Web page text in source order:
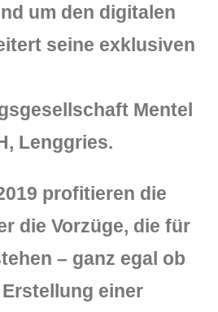
um den digitalen
seine exklusiven
Mentel
Lenggries.
profitieren die
die Vorzüge, die für
– ganz egal ob
einer